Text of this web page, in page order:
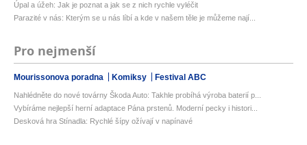
Úpal a úžeh: Jak je poznat a jak se z nich rychle vyléčit
Parazité v nás: Kterým se u nás líbí a kde v našem těle je můžeme nají...
Pro nejmenší
Mourissonova poradna Komiksy Festival ABC
Nahlédněte do nové továrny Škoda Auto: Takhle probíhá výroba baterií p...
Vybíráme nejlepší herní adaptace Pána prstenů. Moderní pecky i histori...
Desková hra Stínadla: Rychlé šípy ožívají v napínavé